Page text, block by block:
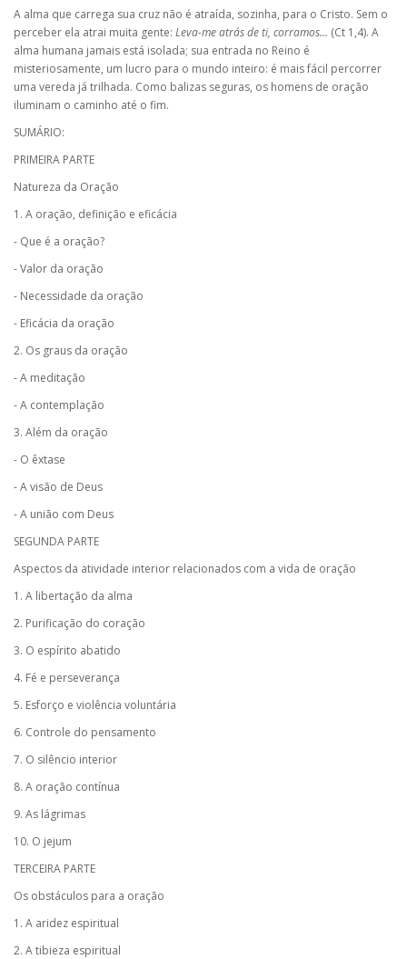
A alma que carrega sua cruz não é atraída, sozinha, para o Cristo. Sem o
perceber ela atrai muita gente: Leva-me atrás de ti, corramos... (Ct 1,4). A
alma humana jamais está isolada; sua entrada no Reino é
misteriosamente, um lucro para o mundo inteiro: é mais fácil percorrer
uma vereda já trilhada. Como balizas seguras, os homens de oração
iluminam o caminho até o fim.
SUMÁRIO:
PRIMEIRA PARTE
Natureza da Oração
1. A oração, definição e eficácia
- Que é a oração?
- Valor da oração
- Necessidade da oração
- Eficácia da oração
2. Os graus da oração
- A meditação
- A contemplação
3. Além da oração
- O êxtase
- A visão de Deus
- A união com Deus
SEGUNDA PARTE
Aspectos da atividade interior relacionados com a vida de oração
1. A libertação da alma
2. Purificação do coração
3. O espírito abatido
4. Fé e perseverança
5. Esforço e violência voluntária
6. Controle do pensamento
7. O silêncio interior
8. A oração contínua
9. As lágrimas
10. O jejum
TERCEIRA PARTE
Os obstáculos para a oração
1. A aridez espiritual
2. A tibieza espiritual